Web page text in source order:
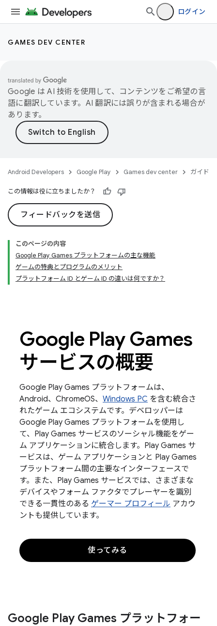
ログイン
GAMES DEV CENTER
Google は AI 技術を使用して、コンテンツをご希望の言
語に翻訳しています。AI 翻訳には誤りが含まれる場合が
あります。
Android Developers Google Play Games dev center ガイド
この情報は役に立ちましたか？
フィードバックを送信
このページの内容
Google Play Games プラットフォームの主な機能
ゲームの特典とプログラムのメリット
プラットフォーム ID とゲーム ID の違いは何ですか？
Google Play Games
サービスの概要
Google Play Games プラットフォームは、
Android、ChromeOS、 Windows PC を含む統合さ
れたゲーム エコシステムです。デベロッパーは
Google Play Games プラットフォームを使用し
て、Play Games サービスのソーシャル機能をゲー
ム アプリケーションに統合します。Play Games サ
ービスは、ゲーム アプリケーションと Play Games
プラットフォーム間の主要なインターフェースで
す。また、Play Games サービスでは、さまざまな
デバイスやフォーム ファクタでプレーヤーを識別
できる一貫性のある ゲーマー プロフィール アカウ
ントも提供しています。
使ってみる
Google Play Games プラットフォー